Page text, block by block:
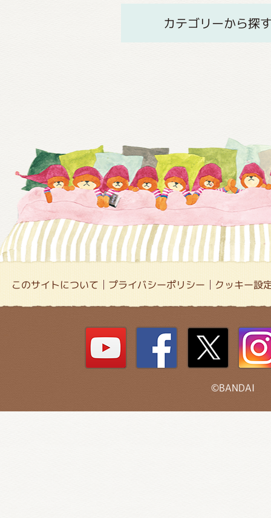
カテゴリーから探
このサイトについて プライバシーポリシー クッキー設
©BANDAI